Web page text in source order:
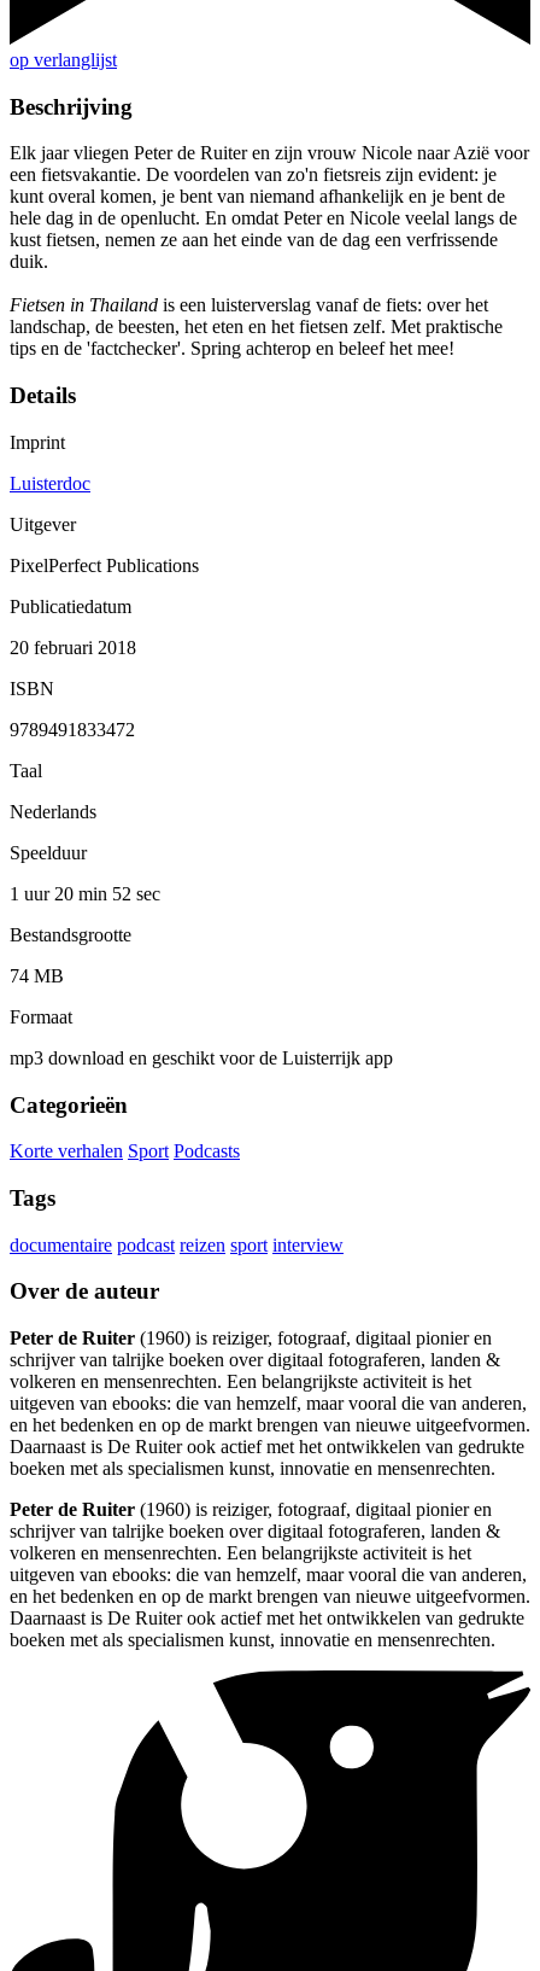
op verlanglijst
Beschrijving
Elk jaar vliegen Peter de Ruiter en zijn vrouw Nicole naar Azië voor
een fietsvakantie. De voordelen van zo'n fietsreis zijn evident: je
kunt overal komen, je bent van niemand afhankelijk en je bent de
hele dag in de openlucht. En omdat Peter en Nicole veelal langs de
kust fietsen, nemen ze aan het einde van de dag een verfrissende
duik.
Fietsen in Thailand is een luisterverslag vanaf de fiets: over het
landschap, de beesten, het eten en het fietsen zelf. Met praktische
tips en de 'factchecker'. Spring achterop en beleef het mee!
Details
Imprint
Luisterdoc
Uitgever
PixelPerfect Publications
Publicatiedatum
20 februari 2018
ISBN
9789491833472
Taal
Nederlands
Speelduur
1 uur 20 min 52 sec
Bestandsgrootte
74 MB
Formaat
mp3 download en geschikt voor de Luisterrijk app
Categorieën
Korte verhalen Sport Podcasts
Tags
documentaire podcast reizen sport interview
Over de auteur
Peter de Ruiter (1960) is reiziger, fotograaf, digitaal pionier en
schrijver van talrijke boeken over digitaal fotograferen, landen &
volkeren en mensenrechten. Een belangrijkste activiteit is het
uitgeven van ebooks: die van hemzelf, maar vooral die van anderen,
en het bedenken en op de markt brengen van nieuwe uitgeefvormen.
Daarnaast is De Ruiter ook actief met het ontwikkelen van gedrukte
boeken met als specialismen kunst, innovatie en mensenrechten.
Peter de Ruiter (1960) is reiziger, fotograaf, digitaal pionier en
schrijver van talrijke boeken over digitaal fotograferen, landen &
volkeren en mensenrechten. Een belangrijkste activiteit is het
uitgeven van ebooks: die van hemzelf, maar vooral die van anderen,
en het bedenken en op de markt brengen van nieuwe uitgeefvormen.
Daarnaast is De Ruiter ook actief met het ontwikkelen van gedrukte
boeken met als specialismen kunst, innovatie en mensenrechten.